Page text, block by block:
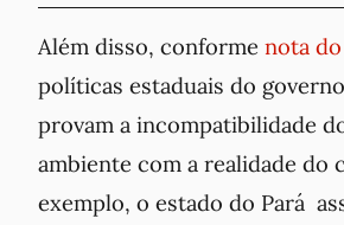
Além disso, conforme nota do
políticas estaduais do
provam a incompatibilidade
ambiente com a realidade do
exemplo, o estado do Pará